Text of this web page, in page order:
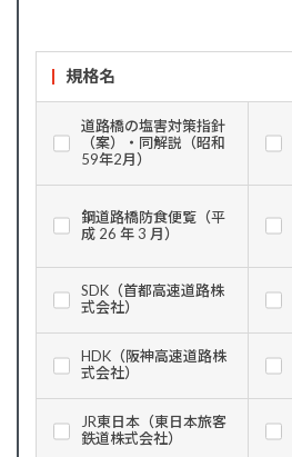
規格名
道路橋の塩害対策指針
（案）・同解説（昭和
59年2月）
鋼道路橋防食便覧（平
成 26 年 3 月）
SDK（首都高速道路株
式会社）
HDK（阪神高速道路株
式会社）
JR東日本（東日本旅客
鉄道株式会社）